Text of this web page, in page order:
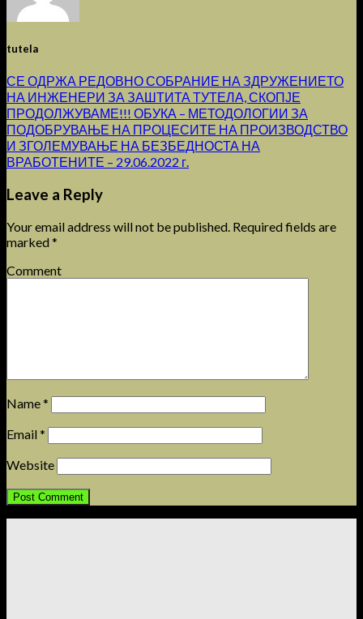
tutela
СЕ ОДРЖА РЕДОВНО СОБРАНИЕ НА ЗДРУЖЕНИЕТО
НА ИНЖЕНЕРИ ЗА ЗАШТИТА ТУТЕЛА, СКОПЈЕ
ПРОДОЛЖУВАМЕ!!! ОБУКА – МЕТОДОЛОГИИ ЗА
ПОДОБРУВАЊЕ НА ПРОЦЕСИТЕ НА ПРОИЗВОДСТВО
И ЗГОЛЕМУВАЊЕ НА БЕЗБЕДНОСТА НА
ВРАБОТЕНИТЕ – 29.06.2022 г.
Leave a Reply
Your email address will not be published. Required fields are
marked*
Comment
Name*
Email*
Website